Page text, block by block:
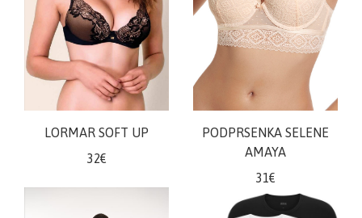
LORMAR SOFT UP
32€
PODPRSENKA SELENE
AMAYA
31€